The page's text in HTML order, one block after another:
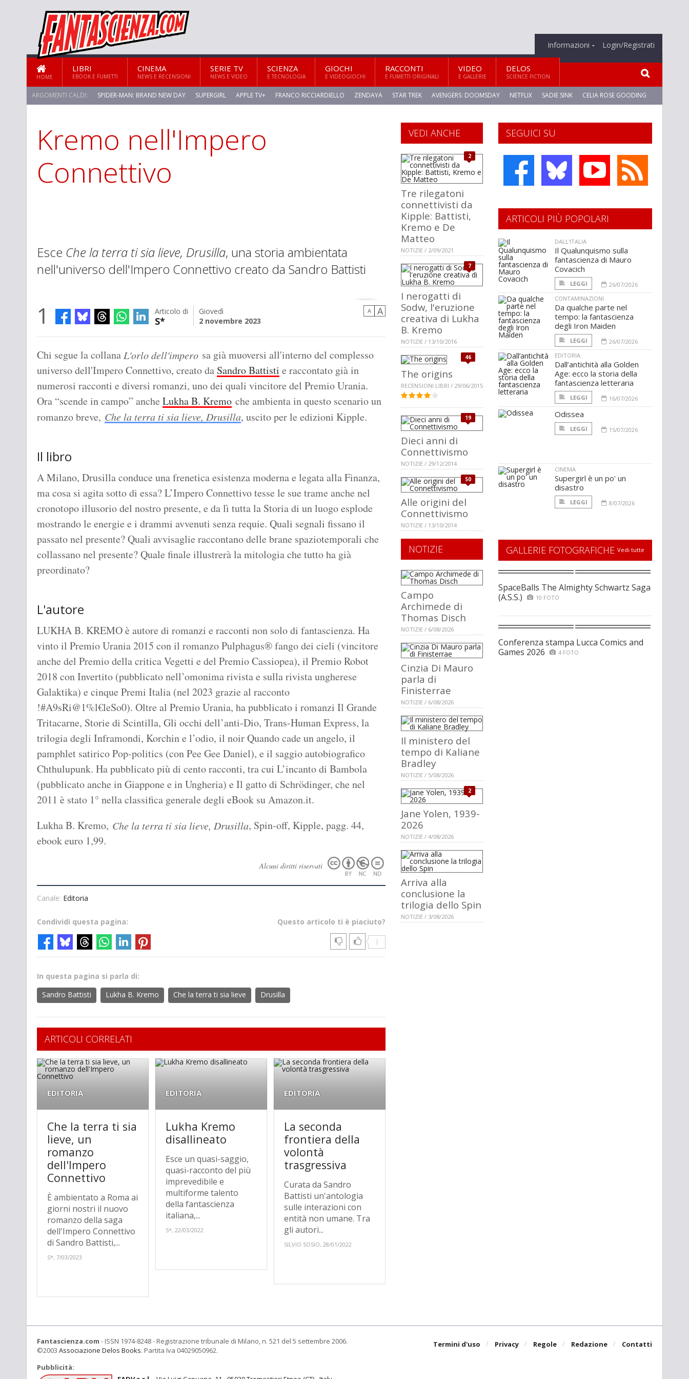
Informazioni Login/Registrati
HOME
LIBRI
EBOOK E FUMETTI
CINEMA
NEWS E RECENSIONI
SERIE TV
NEWS E VIDEO
SCIENZA
E TECNOLOGIA
GIOCHI
E VIDEOGIOCHI
RACCONTI
E FUMETTI ORIGINALI
VIDEO
E GALLERIE
DELOS
SCIENCE FICTION
ARGOMENTI CALDI: SPIDER-MAN: BRAND NEW DAY SUPERGIRL APPLE TV+ FRANCO RICCIARDIELLO ZENDAYA STAR TREK AVENGERS: DOOMSDAY NETFLIX SADIE SINK CELIA ROSE GOODING
Kremo nell'Impero
Connettivo
Esce Che la terra ti sia lieve, Drusilla, una storia ambientata
nell'universo dell'Impero Connettivo creato da Sandro Battisti
1 Articolo di
S*
Giovedì
2 novembre 2023
A A
Chi segue la collanaL'orlo dell'impero sa già muoversi all'interno del complesso
universo dell'Impero Connettivo, creato da Sandro Battisti e raccontato già in
numerosi racconti e diversi romanzi, uno dei quali vincitore del Premio Urania.
Ora “scende in campo” anche Lukha B. Kremo che ambienta in questo scenario un
romanzo breve, Che la terra ti sia lieve, Drusilla, uscito per le edizioni Kipple.
Il libro
A Milano, Drusilla conduce una frenetica esistenza moderna e legata alla Finanza,
ma cosa si agita sotto di essa? L’Impero Connettivo tesse le sue trame anche nel
cronotopo illusorio del nostro presente, e da lì tutta la Storia di un luogo esplode
mostrando le energie e i drammi avvenuti senza requie. Quali segnali fissano il
passato nel presente? Quali avvisaglie raccontano delle brane spaziotemporali che
collassano nel presente? Quale finale illustrerà la mitologia che tutto ha già
preordinato?
L'autore
LUKHA B. KREMO è autore di romanzi e racconti non solo di fantascienza. Ha
vinto il Premio Urania 2015 con il romanzo Pulphagus® fango dei cieli (vincitore
anche del Premio della critica Vegetti e del Premio Cassiopea), il Premio Robot
2018 con Invertito (pubblicato nell’omonima rivista e sulla rivista ungherese
Galaktika) e cinque Premi Italia (nel 2023 grazie al racconto
!#A9sRi@1%l€leSo0). Oltre al Premio Urania, ha pubblicato i romanzi Il Grande
Tritacarne, Storie di Scintilla, Gli occhi dell’anti-Dio, Trans-Human Express, la
trilogia degli Inframondi, Korchin e l’odio, il noir Quando cade un angelo, il
pamphlet satirico Pop-politics (con Pee Gee Daniel), e il saggio autobiografico
Chthulupunk. Ha pubblicato più di cento racconti, tra cui L’incanto di Bambola
(pubblicato anche in Giappone e in Ungheria) e Il gatto di Schrödinger, che nel
2011 è stato 1° nella classifica generale degli eBook su Amazon.it.
Lukha B. Kremo, Che la terra ti sia lieve, Drusilla, Spin-off, Kipple, pagg. 44,
ebook euro 1,99.
Alcuni diritti riservati
Canale: Editoria
Questo articolo ti è piaciuto?
1
Condividi questa pagina:
In questa pagina si parla di:
Sandro Battisti
Lukha B. Kremo Che la terra ti sia lieve Drusilla
ARTICOLI CORRELATI
EDITORIA
Che la terra ti sia
lieve, un
romanzo
dell'Impero
Connettivo
È ambientato a Roma ai
giorni nostri il nuovo
romanzo della saga
dell'Impero Connettivo
di Sandro Battisti,...
S*, 7/03/2023
EDITORIA
Lukha Kremo
disallineato
Esce un quasi-saggio,
quasi-racconto del più
imprevedibile e
multiforme talento
della fantascienza
italiana,...
S*, 22/03/2022
EDITORIA
La seconda
frontiera della
volontà
trasgressiva
Curata da Sandro
Battisti un'antologia
sulle interazioni con
entità non umane. Tra
gli autori...
SILVIO SOSIO, 28/01/2022
SEGUICI SU
VEDI ANCHE
2
Tre rilegatoni
connettivisti da
Kipple: Battisti,
Kremo e De
Matteo
NOTIZIE / 2/09/2021
7
I nerogatti di
Sodw, l'eruzione
creativa di Lukha
B. Kremo
NOTIZIE / 13/10/2016
46
The origins
RECENSIONI LIBRI / 29/06/2015
19
Dieci anni di
Connettivismo
NOTIZIE / 29/12/2014
50
Alle origini del
Connettivismo
NOTIZIE / 13/10/2014
NOTIZIE
Campo
Archimede di
Thomas Disch
NOTIZIE / 6/08/2026
Cinzia Di Mauro
parla di
Finisterrae
NOTIZIE / 6/08/2026
Il ministero del
tempo di Kaliane
Bradley
NOTIZIE / 5/08/2026
2
Jane Yolen, 1939-
2026
NOTIZIE / 4/08/2026
Arriva alla
conclusione la
trilogia dello Spin
NOTIZIE / 3/08/2026
ARTICOLI PIÙ POPOLARI
DALL'ITALIA
Il Qualunquismo sulla
fantascienza di Mauro
Covacich
LEGGI
26/07/2026
CONTAMINAZIONI
Da qualche parte nel
tempo: la fantascienza
degli Iron Maiden
LEGGI
26/07/2026
EDITORIA
Dall’antichità alla Golden
Age: ecco la storia della
fantascienza letteraria
LEGGI 16/07/2026
Odissea
LEGGI 15/07/2026
CINEMA
Supergirl è un po' un
disastro
LEGGI 8/07/2026
GALLERIE FOTOGRAFICHE Vedi tutte
SpaceBalls The Almighty Schwartz Saga
(A.S.S.)
10 FOTO
Conferenza stampa Lucca Comics and
Games 2026
4 FOTO
Termini d'uso Privacy Regole Redazione Contatti
Fantascienza.com - ISSN 1974-8248 - Registrazione tribunale di Milano, n. 521 del 5 settembre 2006.
©2003 Associazione Delos Books. Partita Iva 04029050962.
Pubblicità: